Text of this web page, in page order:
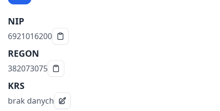
NIP
6921016200
REGON
382073075
KRS
brak danych